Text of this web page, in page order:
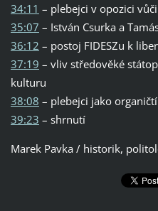
34:11 – plebejci v opozici
35:07 – István Csurka a
36:12 – postoj FIDESZu k
37:19 – vliv středověké
kulturu
38:08 – plebejci jako
39:23 – shrnutí
Marek Pavka / historik,